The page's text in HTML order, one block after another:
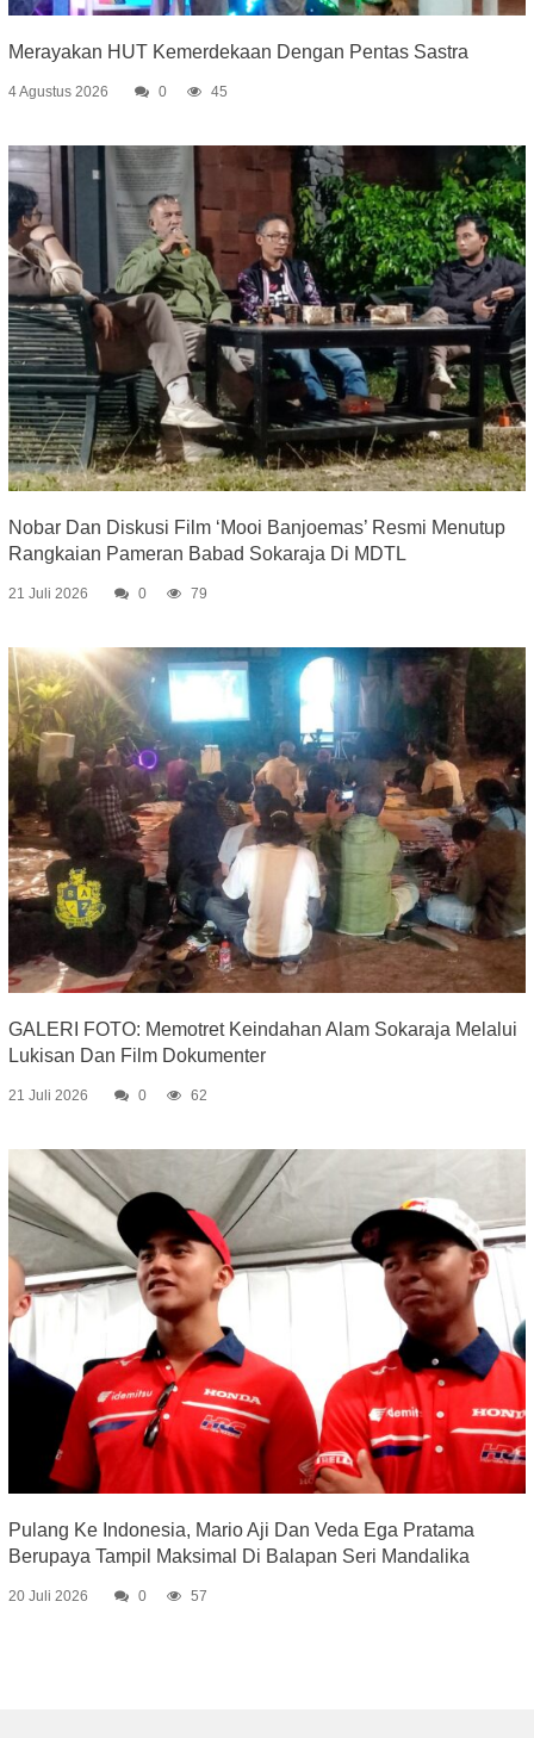
Merayakan HUT Kemerdekaan Dengan Pentas Sastra
4 Agustus 2026 0 45
Nobar Dan Diskusi Film ‘Mooi Banjoemas’ Resmi Menutup
Rangkaian Pameran Babad Sokaraja Di MDTL
21 Juli 2026 0 79
GALERI FOTO: Memotret Keindahan Alam Sokaraja Melalui
Lukisan Dan Film Dokumenter
21 Juli 2026 0 62
Pulang Ke Indonesia, Mario Aji Dan Veda Ega Pratama
Berupaya Tampil Maksimal Di Balapan Seri Mandalika
20 Juli 2026 0 57